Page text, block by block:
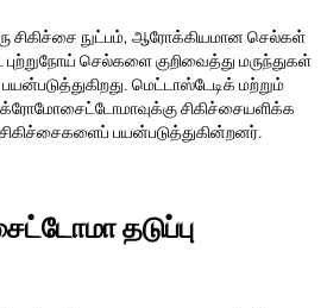
சிகிச்சை நுட்பம், ஆரோக்கியமான செல்கள்
புற்றுநோய் செல்களை குறிவைத்து மருந்துகள்
மெட்டாஸ்டேடிக் மற்றும்
சிகிச்சையளிக்க
பயன்படுத்துகின்றனர்.
தடுப்பு